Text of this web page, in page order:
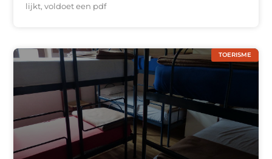
lijkt, voldoet een pdf
TOERISME